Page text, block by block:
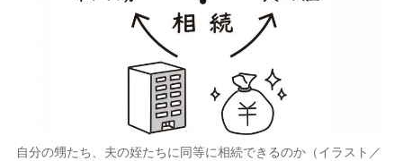
自分の甥たち、夫の姪たちに同等に相続できるのか（イラスト／